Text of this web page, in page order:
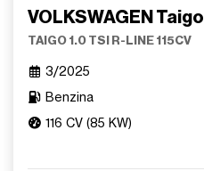
VOLKSWAGEN Taigo
TAIGO 1.0 TSI R-LINE 115CV
3/2025
Benzina
116 CV (85 KW)